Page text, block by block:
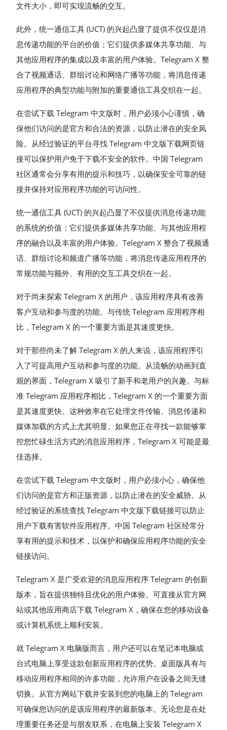
文件大小，即可实现流畅的交互。
此外，统一通信工具 (UCT) 的兴起凸显了提供不仅仅是消
息传递功能的平台的价值；它们提供多媒体共享功能、与
其他应用程序的集成以及丰富的用户体验。Telegram X 整
合了视频通话、群组讨论和网络广播等功能，将消息传递
应用程序的典型功能与附加的重要通信工具交织在一起。
在尝试下载 Telegram 中文版时，用户必须小心谨慎，确
保他们访问的是官方和合法的资源，以防止潜在的安全风
险。从经过验证的平台寻找 Telegram 中文版下载网页链
接可以保护用户免于下载不安全的软件。中国 Telegram
社区通常会分享有用的提示和技巧，以确保安全可靠的链
接并保持对应用程序功能的可访问性。
统一通信工具 (UCT) 的兴起凸显了不仅提供消息传递功能
的系统的价值；它们提供多媒体共享功能、与其他应用程
序的融合以及丰富的用户体验。Telegram X 整合了视频通
话、群组讨论和频道广播等功能，将消息传递应用程序的
常规功能与额外、有用的交互工具交织在一起。
对于尚未探索 Telegram X 的用户，该应用程序具有改善
客户互动和参与度的功能。与传统 Telegram 应用程序相
比，Telegram X 的一个重要方面是其速度更快。
对于那些尚未了解 Telegram X 的人来说，该应用程序引
入了可提高用户互动和参与度的功能。从流畅的动画到直
观的界面，Telegram X 吸引了新手和老用户的兴趣。与标
准 Telegram 应用程序相比，Telegram X 的一个重要方面
是其速度更快。这种效率在它处理文件传输、消息传递和
媒体加载的方式上尤其明显。如果您正在寻找一款能够掌
控您忙碌生活方式的消息应用程序，Telegram X 可能是最
佳选择。
在尝试下载 Telegram 中文版时，用户必须小心，确保他
们访问的是官方和正版资源，以防止潜在的安全威胁。从
经过验证的系统查找 Telegram 中文版下载链接可以防止
用户下载有害软件应用程序。中国 Telegram 社区经常分
享有用的提示和技术，以保护和确保应用程序功能的安全
链接访问。
Telegram X 是广受欢迎的消息应用程序 Telegram 的创新
版本，旨在提供独特且优化的用户体验。可直接从官方网
站或其他应用商店下载 Telegram X，确保在您的移动设备
或计算机系统上顺利安装。
就 Telegram X 电脑版而言，用户还可以在笔记本电脑或
台式电脑上享受这款创新应用程序的优势。桌面版具有与
移动应用程序相同的许多功能，允许用户在设备之间无缝
切换。从官方网站下载并安装到您的电脑上的 Telegram
可确保您访问的是该应用程序的最新版本。无论您是在处
理重要任务还是与朋友联系，在电脑上安装 Telegram X